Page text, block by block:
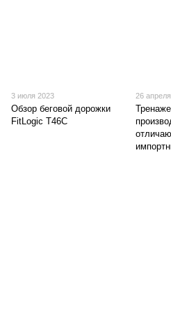
3 июля 2023
Обзор беговой дорожки
FitLogic T46C
26